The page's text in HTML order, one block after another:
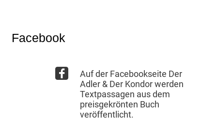
Facebook
Auf der Facebookseite Der
Adler & Der Kondor werden
Textpassagen aus dem
preisgekrönten Buch
veröffentlicht.